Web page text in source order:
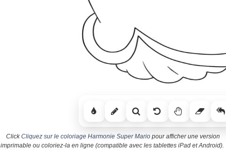
ClickCliquez sur le coloriage Harmonie Super Mario pour afficher une version
imprimable ou coloriez-la en ligne (compatible avec les tablettes iPad et Android).